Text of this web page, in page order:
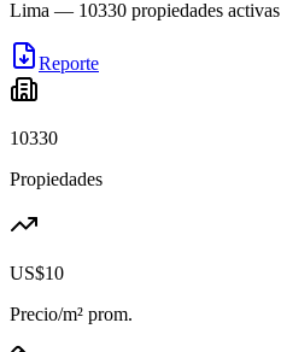
Lima — 10330 propiedades activas
Reporte
10330
Propiedades
US$10
Precio/m² prom.